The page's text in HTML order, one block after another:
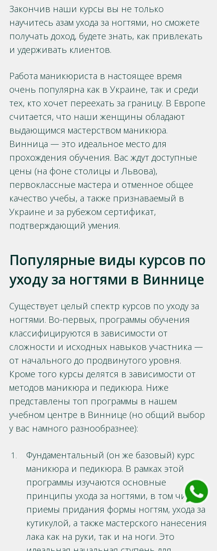
Закончив наши курсы вы не только
научитесь азам ухода за ногтями, но сможете
получать доход, будете знать, как привлекать
и удерживать клиентов.
Работа маникюриста в настоящее время
очень популярна как в Украине, так и среди
тех, кто хочет переехать за границу. В Европе
считается, что наши женщины обладают
выдающимся мастерством маникюра.
Винница — это идеальное место для
прохождения обучения. Вас ждут доступные
цены (на фоне столицы и Львова),
первоклассные мастера и отменное общее
качество учебы, а также признаваемый в
Украине и за рубежом сертификат,
подтверждающий умения.
Популярные виды курсов по
уходу за ногтями в Виннице
Существует целый спектр курсов по уходу за
ногтями. Во-первых, программы обучения
классифицируются в зависимости от
сложности и исходных навыков участника —
от начального до продвинутого уровня.
Кроме того курсы делятся в зависимости от
методов маникюра и педикюра. Ниже
представлены топ программы в нашем
учебном центре в Виннице (но общий выбор
у вас намного разнообразнее):
Фундаментальный (он же базовый) курс
маникюра и педикюра. В рамках этой
программы изучаются основные
принципы ухода за ногтями, в том числе
приемы придания формы ногтям, ухода за
кутикулой, а также мастерского нанесения
лака как на руки, так и на ноги. Это